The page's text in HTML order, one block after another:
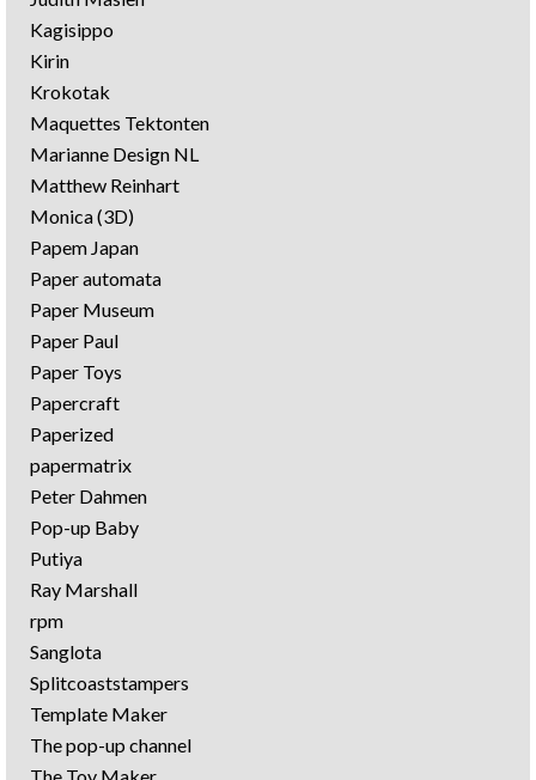
Kagisippo
Kirin
Krokotak
Maquettes Tektonten
Marianne Design NL
Matthew Reinhart
Monica (3D)
Papem Japan
Paper automata
Paper Museum
Paper Paul
Paper Toys
Papercraft
Paperized
papermatrix
Peter Dahmen
Pop-up Baby
Putiya
Ray Marshall
rpm
Sanglota
Splitcoaststampers
Template Maker
The pop-up channel